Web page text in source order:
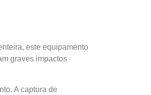
este equipamento
graves impactos
A captura de